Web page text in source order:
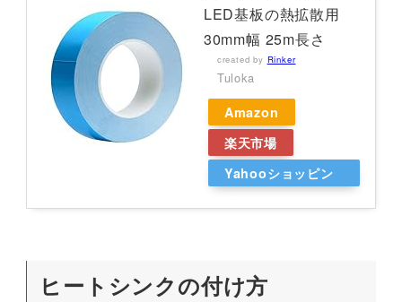
LED基板の熱拡散用
30mm幅 25m長さ
created by Rinker
Tuloka
Amazon
楽天市場
Yahooショッピン
ヒートシンクの付け方